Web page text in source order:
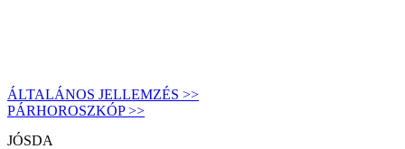
ÁLTALÁNOS JELLEMZÉS >>
PÁRHOROSZKÓP >>
JÓSDA